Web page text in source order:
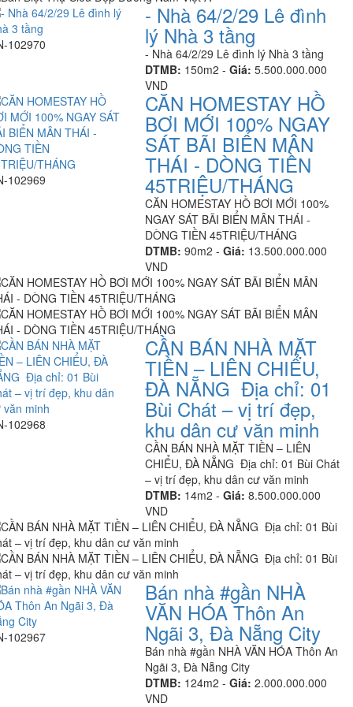
102970
- Nhà 64/2/29 Lê đình
lý Nhà 3 tầng
- Nhà 64/2/29 Lê đình lý Nhà 3 tầng
DTMB: 150m2 -Giá: 5.500.000.000
VND
102969
CĂN HOMESTAY HỒ
BƠI MỚI 100% NGAY
SÁT BÃI BIỂN MÂN
THÁI - DÒNG TIỀN
45TRIỆU/THÁNG
CĂN HOMESTAY HỒ BƠI MỚI 100%
NGAY SÁT BÃI BIỂN MÂN THÁI -
DÒNG TIỀN 45TRIỆU/THÁNG
DTMB: 90m2 -Giá: 13.500.000.000
VND
102968
CẦN BÁN NHÀ MẶT
TIỀN – LIÊN CHIỂU,
ĐÀ NẴNG Địa chỉ: 01
Bùi Chát – vị trí đẹp,
khu dân cư văn minh
CẦN BÁN NHÀ MẶT TIỀN – LIÊN
CHIỂU, ĐÀ NẴNG Địa chỉ: 01 Bùi Chát
– vị trí đẹp, khu dân cư văn minh
DTMB: 14m2 -Giá: 8.500.000.000
VND
102967
Bán nhà #gần NHÀ
VĂN HÓA Thôn An
Ngãi 3, Đà Nẵng City
Bán nhà #gần NHÀ VĂN HÓA Thôn An
Ngãi 3, Đà Nẵng City
DTMB: 124m2 -Giá: 2.000.000.000
VND